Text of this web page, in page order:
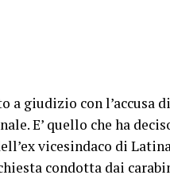
a giudizio con l’accusa
E’ quello che ha
vicesindaco di
condotta dai